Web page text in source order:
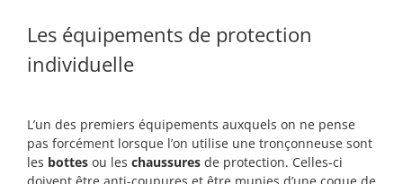
Les équipements de protection
individuelle
L’un des premiers équipements auxquels on ne pense
pas forcément lorsque l’on utilise une tronçonneuse sont
les bottes ou les chaussures de protection. Celles-ci
doivent être anti-coupures et être munies d’une coque de